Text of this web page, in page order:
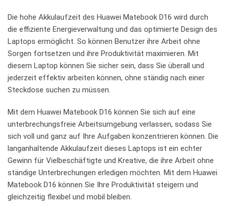
Die hohe Akkulaufzeit des Huawei Matebook D16 wird durch‌
die effiziente Energieverwaltung und das‍ optimierte Design des ​
Laptops ermöglicht. So können Benutzer ihre Arbeit ohne
Sorgen ⁢fortsetzen und‍ ihre Produktivität maximieren. Mit
diesem⁢ Laptop können Sie sicher sein,⁤ dass Sie überall und
jederzeit effektiv‍ arbeiten können, ohne ⁢ständig nach einer
Steckdose suchen ‌zu müssen.
Mit dem Huawei Matebook D16 können Sie sich auf eine
⁣unterbrechungsfreie Arbeitsumgebung verlassen, sodass Sie
sich voll und⁢ ganz auf Ihre Aufgaben konzentrieren ‍können. Die
langanhaltende Akkulaufzeit dieses Laptops ist ein echter
⁣Gewinn für Vielbeschäftigte​ und Kreative, die ihre⁤ Arbeit ohne
ständige Unterbrechungen erledigen⁢ möchten. Mit dem Huawei
Matebook ‍D16 können Sie Ihre Produktivität steigern und
gleichzeitig flexibel und mobil bleiben.